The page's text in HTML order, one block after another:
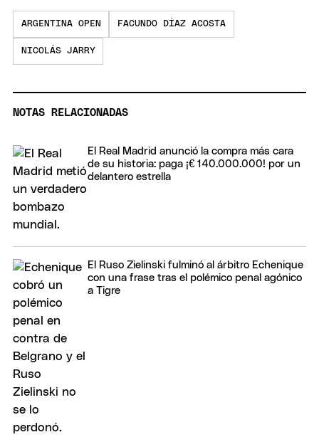
ARGENTINA OPEN FACUNDO DÍAZ ACOSTA
NICOLÁS JARRY
NOTAS RELACIONADAS
El Real Madrid anunció la compra más cara
de su historia: paga ¡€ 140.000.000! por un
delantero estrella
El Ruso Zielinski fulminó al árbitro Echenique
con una frase tras el polémico penal agónico
a Tigre